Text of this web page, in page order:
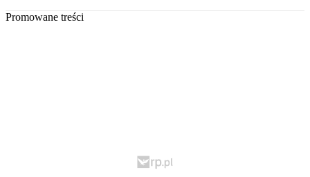
Promowane treści